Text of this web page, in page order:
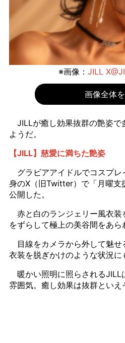
※画像： JILL
画像全体
JILLが癒し効果抜群の艶姿で
ようだ。
【JILL】慈愛に満ちた艶姿
グラビアアイドルでコスプレ
身のX（旧Twitter）で「月曜支
公開した。
赤と白のランジェリー風衣装
をずらして極上の美谷間をあら
目線をカメラから外して魅せ
衣装を脱ぎかけのような状況に
暖かい照明に照らされるJILL
雰囲気。癒し効果は抜群といえ